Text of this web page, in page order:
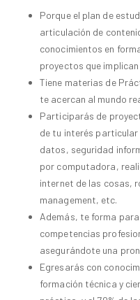
Porque el plan de
articulación de
conocimientos en
proyectos que
Tiene materias de
te acercan al mundo
Participarás de
de tu interés
datos, seguridad
por computadora,
internet de las cosas,
management, etc.
Además, te forma
competencias
asegurándote una
Egresarás con
formación técnica y